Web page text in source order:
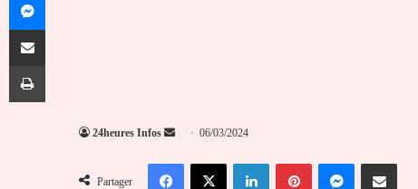
24heures Infos
Envoyer
courriel
06/03/2024
Partager
FacebookX LinkedinPinterestMessengerPartager par email
Partager par email